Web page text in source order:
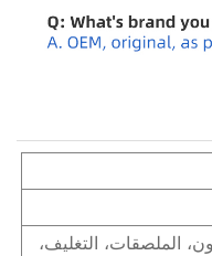
الملصقات، التغليف،